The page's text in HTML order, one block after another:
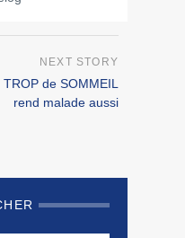
TROP de SOMMEIL
rend malade aussi